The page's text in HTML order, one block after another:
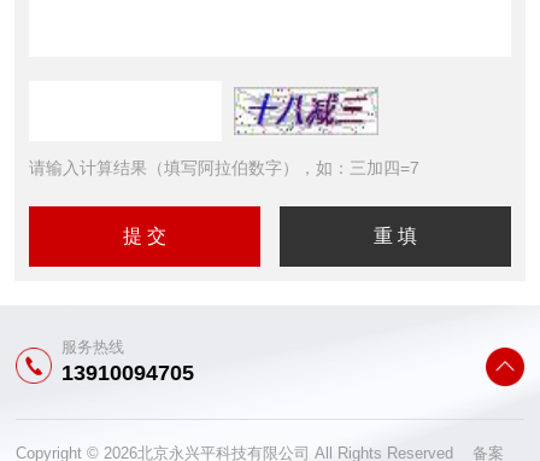
请输入计算结果（填写阿拉伯数字），如：三加四=7
服务热线
13910094705
Copyright © 2026北京永兴平科技有限公司 All Rights Reserved 备案